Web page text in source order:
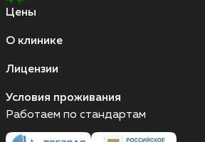
Цены
О клинике
Лицензии
Условия проживания
Работаем по стандартам